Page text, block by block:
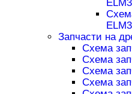
Запчасти на
Схема
Схема
Схема
Схема